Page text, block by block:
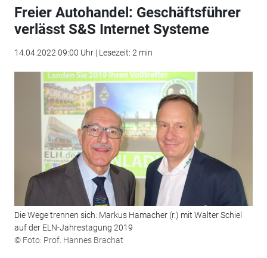
Freier Autohandel: Geschäftsführer
verlässt S&S Internet Systeme
14.04.2022 09:00 Uhr | Lesezeit: 2 min
Die Wege trennen sich: Markus Hamacher (r.) mit Walter Schiel
auf der ELN-Jahrestagung 2019
© Foto: Prof. Hannes Brachat